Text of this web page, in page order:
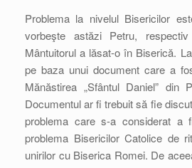
Problema la nivelul Bisericilor
vorbeşte astăzi Petru,
Mântuitorul a lăsat-o în Biserică.
pe baza unui document care a
Mănăstirea „Sfântul Daniel” din
Documentul ar fi trebuit să fie
problema care s-a considerat
problema Bisericilor Catolice de
unirilor cu Biserica Romei. De